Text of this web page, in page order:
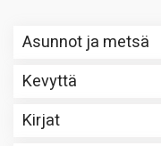
Asunnot ja metsä
Kevyttä
Kirjat